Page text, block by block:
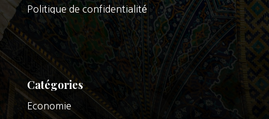
Politique de confidentialité
Catégories
Economie